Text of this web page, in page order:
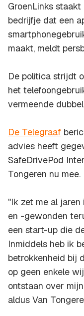
GroenLinks
bedrijfje dat een
maakt, meldt
De politica strijdt
het
vermeende
De Telegraaf
advies heeft
SafeDrivePod
Tongeren nu mee.
"Ik zet me al
en -gewonden
een start-up die
Inmiddels heb ik
betrokkenheid bij
op geen enkele
ontstaan over
aldus Van